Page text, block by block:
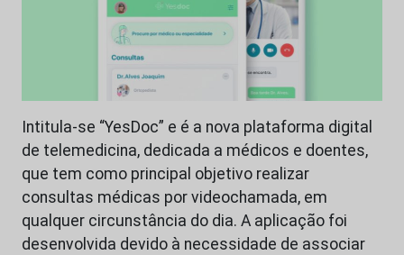
Intitula-se “YesDoc” e é a nova plataforma digital
de telemedicina, dedicada a médicos e doentes,
que tem como principal objetivo realizar
consultas médicas por videochamada, em
qualquer circunstância do dia. A aplicação foi
desenvolvida devido à necessidade de associar